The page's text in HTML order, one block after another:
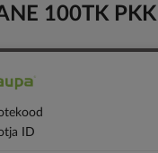
100TK PKK
ID